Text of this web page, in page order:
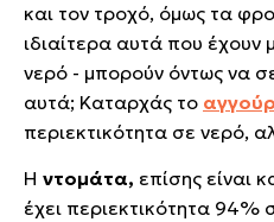
και τον τροχό, όμως τα
ιδιαίτερα αυτά που έχουν
νερό - μπορούν όντως να
αυτά; Καταρχάς το
περιεκτικότητα σε νερό,
Η ντομάτα, επίσης είναι
έχει περιεκτικότητα 94%